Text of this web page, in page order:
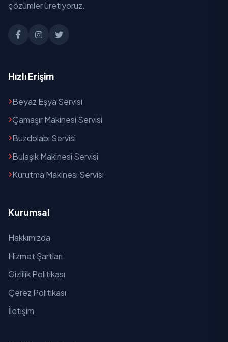
çözümler üretiyoruz.
Hızlı Erişim
Beyaz Eşya Servisi
Çamaşır Makinesi Servisi
Buzdolabı Servisi
Bulaşık Makinesi Servisi
Kurutma Makinesi Servisi
Kurumsal
Hakkımızda
Hizmet Şartları
Gizlilik Politikası
Çerez Politikası
İletişim